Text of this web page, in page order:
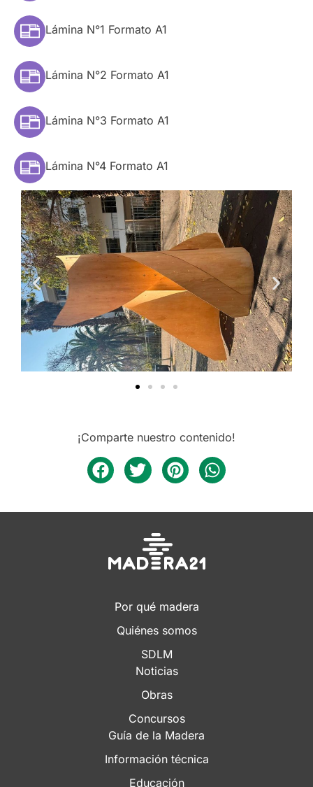
Lámina N°1 Formato A1
Lámina N°2 Formato A1
Lámina N°3 Formato A1
Lámina N°4 Formato A1
¡Comparte nuestro contenido!
Por qué madera
Quiénes somos
SDLM
Noticias
Obras
Concursos
Guía de la Madera
Información técnica
Educación